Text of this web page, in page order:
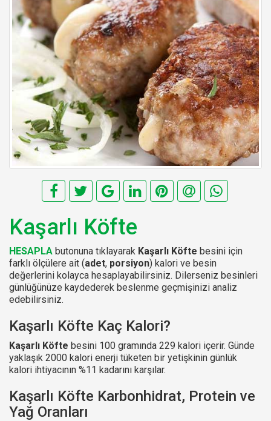
Kaşarlı Köfte
HESAPLA butonuna tıklayarak Kaşarlı Köfte besini için
farklı ölçülere ait (adet, porsiyon) kalori ve besin
değerlerini kolayca hesaplayabilirsiniz. Dilerseniz besinleri
günlüğünüze kaydederek beslenme geçmişinizi analiz
edebilirsiniz.
Kaşarlı Köfte Kaç Kalori?
Kaşarlı Köfte besini 100 gramında 229 kalori içerir. Günde
yaklaşık 2000 kalori enerji tüketen bir yetişkinin günlük
kalori ihtiyacının %11 kadarını karşılar.
Kaşarlı Köfte Karbonhidrat, Protein ve
Yağ Oranları